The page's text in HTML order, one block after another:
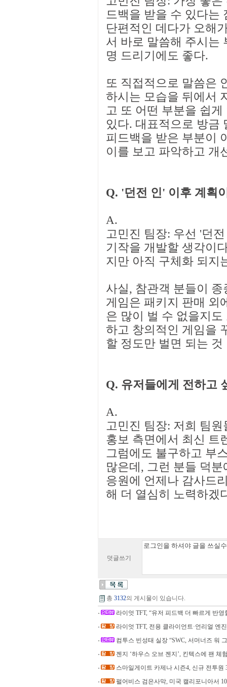
드백을 받을 수 있다는
단편적인 데다가 오해
서 바로 말씀해 주시는
명 드리기에도 좋다.
또 직접적으로 말씀은
하시는 모습을 뒤에서
고 또 어떤 부분을 쉽
있다. 대표적으로 방금
피드백을 받은 부분이
이를 보고 파악하고 개
Q. '던전 인' 이후 계획
A.
고민진 팀장: 우선 '던
기작을 개발할 생각이
지만 아직 구체화 되지
사실, 참관객 분들이
게임은 패키지 판매 외
은 많이 벌 수 없을지
하고 창의적인 게임을
할 정도만 벌면 되는 것
Q. 유저들에게 전하고
A.
고민진 팀장: 저희 팀
홍보 측면에서 최신 트
그럼에도 불구하고 부
많은데, 그런 분들 덕
응원에 언제나 감사드
해 더 열심히 노력하겠
덧글쓰기
총 3132의 게시물이 있습니다.
라이엇 TFT, “유저 피드백 더 빠르게 반영
라이엇 TFT, 전용 클라이언트·언리얼 엔
컴투스 빈성태 실장 “SWC, 서머너즈 워
젠지 ‘하우스 오브 젠지’, 킨텍스에 팬 체
스마일게이트 카제나 시즌4, 신규 전투원
펄어비스 검은사막, 미국 캘리포니아서